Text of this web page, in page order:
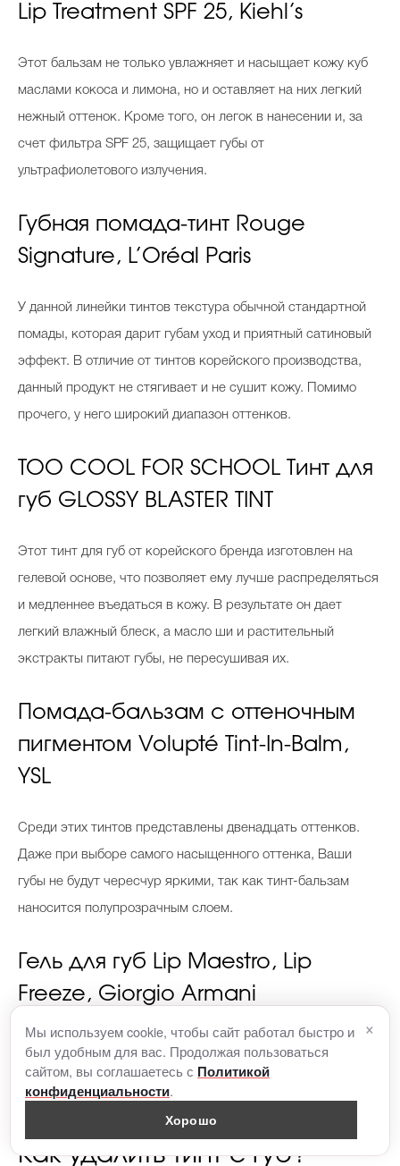
Lip Treatment SPF 25, Kiehl’s
Этот бальзам не только увлажняет и насыщает кожу куб
маслами кокоса и лимона, но и оставляет на них легкий
нежный оттенок. Кроме того, он легок в нанесении и, за
счет фильтра SPF 25, защищает губы от
ультрафиолетового излучения.
Губная помада-тинт Rouge
Signature, L’Oréal Paris
У данной линейки тинтов текстура обычной стандартной
помады, которая дарит губам уход и приятный сатиновый
эффект. В отличие от тинтов корейского производства,
данный продукт не стягивает и не сушит кожу. Помимо
прочего, у него широкий диапазон оттенков.
TOO COOL FOR SCHOOL Тинт для
губ GLOSSY BLASTER TINT
Этот тинт для губ от корейского бренда изготовлен на
гелевой основе, что позволяет ему лучше распределяться
и медленнее въедаться в кожу. В результате он дает
легкий влажный блеск, а масло ши и растительный
экстракты питают губы, не пересушивая их.
Помада-бальзам с оттеночным
пигментом Volupté Tint-In-Balm,
YSL
Среди этих тинтов представлены двенадцать оттенков.
Даже при выборе самого насыщенного оттенка, Ваши
губы не будут чересчур яркими, так как тинт-бальзам
наносится полупрозрачным слоем.
Гель для губ Lip Maestro, Lip
Freeze, Giorgio Armani
Это средство обеспечивает губам тонированный эффект,
легок в нанесении и не стягивает губы. К тому же, данный
тинт-гель прибавляет губам визуальный объем.
Как удалить тинт с губ?
Мы используем cookie, чтобы сайт работал быстро и
был удобным для вас. Продолжая пользоваться
сайтом, вы соглашаетесь с Политикой
конфиденциальности.
Хорошо
×